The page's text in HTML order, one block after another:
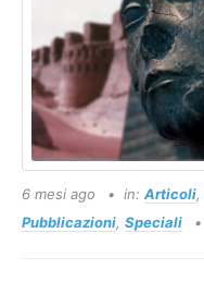
6 mesi ago in: Articoli,
Pubblicazioni, Speciali